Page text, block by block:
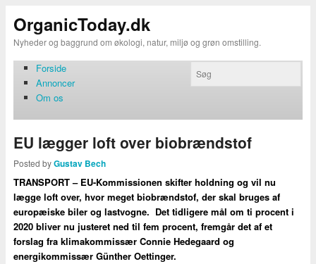
OrganicToday.dk
Nyheder og baggrund om økologi, natur, miljø og grøn omstilling.
Forside
Annoncer
Om os
EU lægger loft over biobrændstof
Posted byGustav Bech
TRANSPORT – EU-Kommissionen skifter holdning og vil nu
lægge loft over, hvor meget biobrændstof, der skal bruges af
europæiske biler og lastvogne. Det tidligere mål om ti procent i
2020 bliver nu justeret ned til fem procent, fremgår det af et
forslag fra klimakommissær Connie Hedegaard og
energikommissær Günther Oettinger.